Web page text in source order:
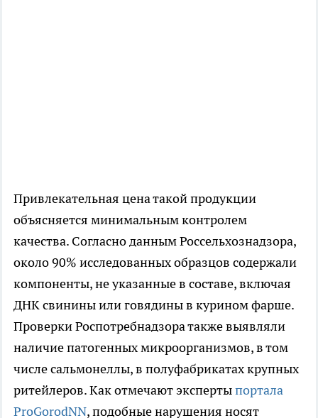
Привлекательная цена такой продукции
объясняется минимальным контролем
качества. Согласно данным Россельхознадзора,
около 90% исследованных образцов содержали
компоненты, не указанные в составе, включая
ДНК свинины или говядины в курином фарше.
Проверки Роспотребнадзора также выявляли
наличие патогенных микроорганизмов, в том
числе сальмонеллы, в полуфабрикатах крупных
ритейлеров. Как отмечают экспертыпортала
ProGorodNN, подобные нарушения носят